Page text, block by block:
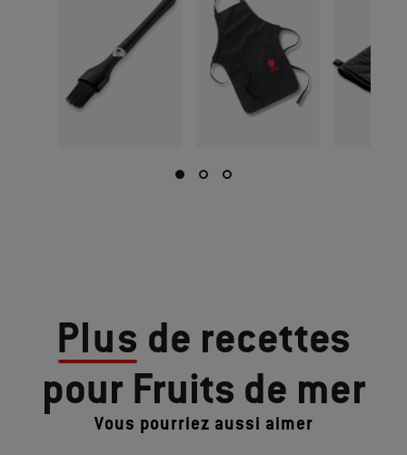
Plus de recettes
pour Fruits de mer
Vous pourriez aussi aimer